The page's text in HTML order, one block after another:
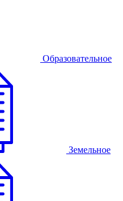
Образовательное
Земельное